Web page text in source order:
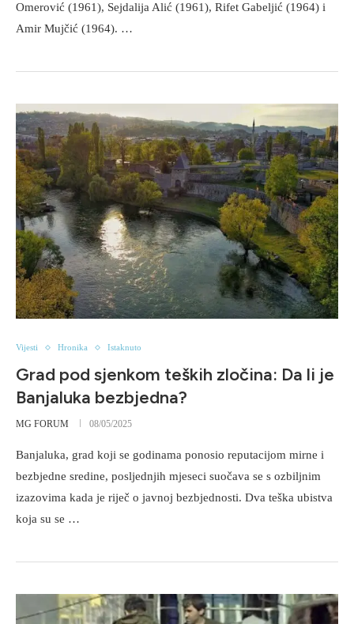
Omerović (1961), Sejdalija Alić (1961), Rifet Gabeljić (1964) i
Amir Mujčić (1964). …
Vijesti Hronika Istaknuto
Grad pod sjenkom teških zločina: Da li je
Banjaluka bezbjedna?
MG FORUM 08/05/2025
Banjaluka, grad koji se godinama ponosio reputacijom mirne i
bezbjedne sredine, posljednjih mjeseci suočava se s ozbiljnim
izazovima kada je riječ o javnoj bezbjednosti. Dva teška ubistva
koja su se …